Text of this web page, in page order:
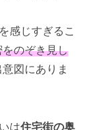
感じすぎるこ
のぞき見し
図にありま
は住宅街の奥